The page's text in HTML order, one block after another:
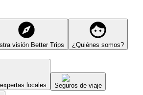
visión Better Trips ¿Quiénes somos?
locales Seguros de viaje